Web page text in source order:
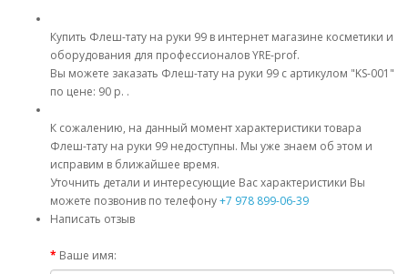
Купить Флеш-тату на руки 99 в интернет магазине косметики и
оборудования для профессионалов YRE-prof.
Вы можете заказать Флеш-тату на руки 99 с артикулом "KS-001"
по цене: 90 р. .
К сожалению, на данный момент характеристики товара
Флеш-тату на руки 99 недоступны. Мы уже знаем об этом и
исправим в ближайшее время.
Уточнить детали и интересующие Вас характеристики Вы
можете позвонив по телефону+7 978 899-06-39
Написать отзыв
Ваше имя: